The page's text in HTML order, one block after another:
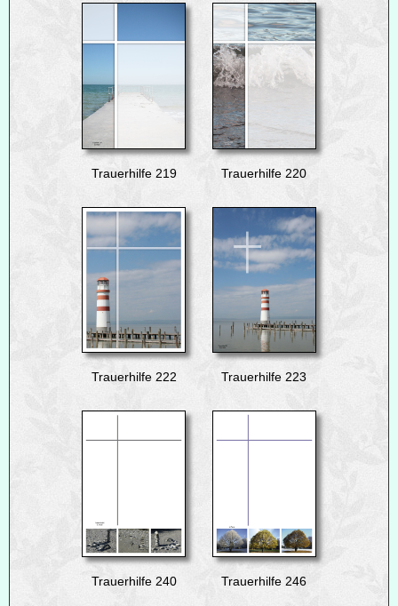
Trauerhilfe 219 Trauerhilfe 220
Trauerhilfe 222 Trauerhilfe 223
Trauerhilfe 240 Trauerhilfe 246